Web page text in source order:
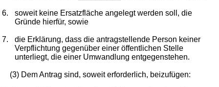
6.
soweit keine Ersatzfläche angelegt werden soll, die
Gründe hierfür, sowie
7.
die Erklärung, dass die antragstellende Person keiner
Verpflichtung gegenüber einer öffentlichen Stelle
unterliegt, die einer Umwandlung entgegenstehen.
(3) Dem Antrag sind, soweit erforderlich, beizufügen: